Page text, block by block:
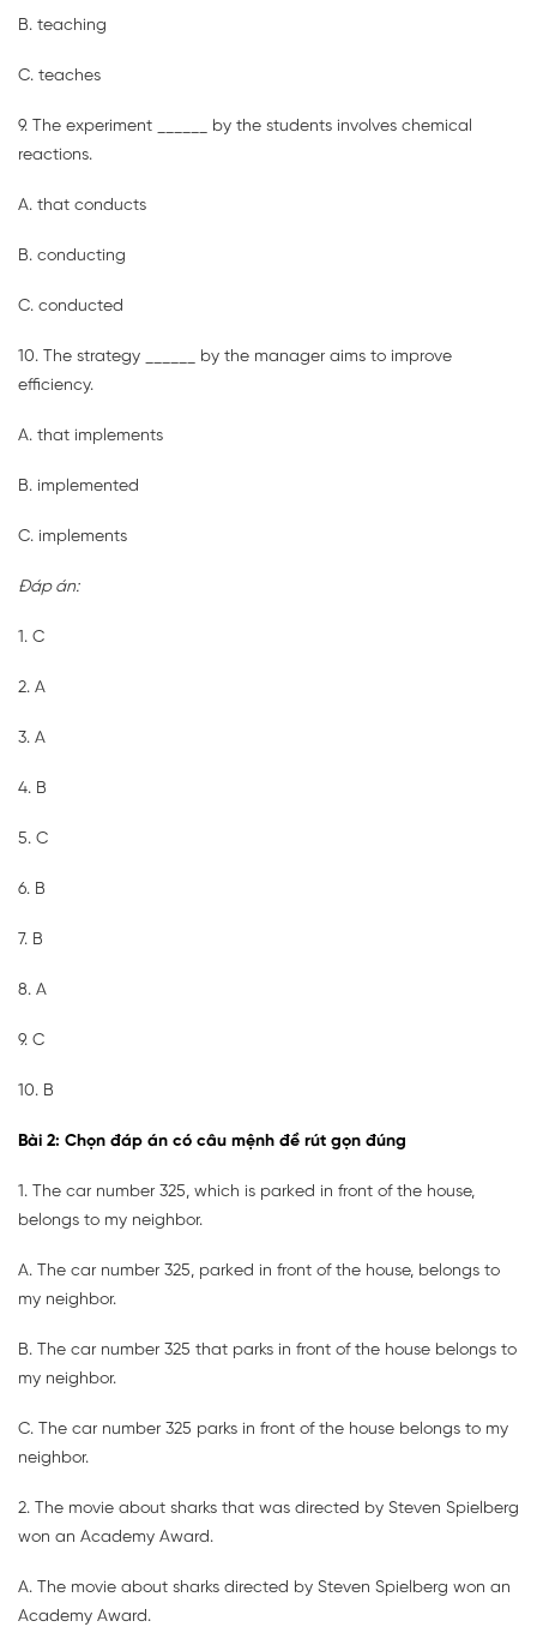
B. teaching
C. teaches
9. The experiment ______ by the students involves chemical
reactions.
A. that conducts
B. conducting
C. conducted
10. The strategy ______ by the manager aims to improve
efficiency.
A. that implements
B. implemented
C. implements
Đáp án:
1. C
2. A
3. A
4. B
5. C
6. B
7. B
8. A
9. C
10. B
Bài 2: Chọn đáp án có câu mệnh đề rút gọn đúng
1. The car number 325, which is parked in front of the house,
belongs to my neighbor.
A. The car number 325, parked in front of the house, belongs to
my neighbor.
B. The car number 325 that parks in front of the house belongs to
my neighbor.
C. The car number 325 parks in front of the house belongs to my
neighbor.
2. The movie about sharks that was directed by Steven Spielberg
won an Academy Award.
A. The movie about sharks directed by Steven Spielberg won an
Academy Award.